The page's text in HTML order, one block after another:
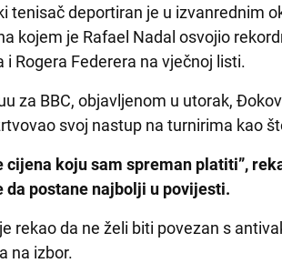
tenisač deportiran je u izvanrednim
kojem je Rafael Nadal osvojio
i Rogera Federera na vječnoj listi.
za BBC, objavljenom u utorak,
svoj nastup na turnirima kao
cijena koju sam spreman platiti”,
da postane najbolji u povijesti.
rekao da ne želi biti povezan s
na izbor.